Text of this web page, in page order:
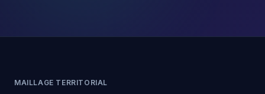
MAILLAGE TERRITORIAL